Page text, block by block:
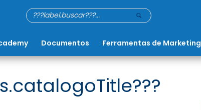
Documentos Ferramentas de Marketing